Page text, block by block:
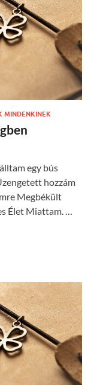
MINDENKINEK
egy bús
hozzám
Megbékült
Élet Miattam. …